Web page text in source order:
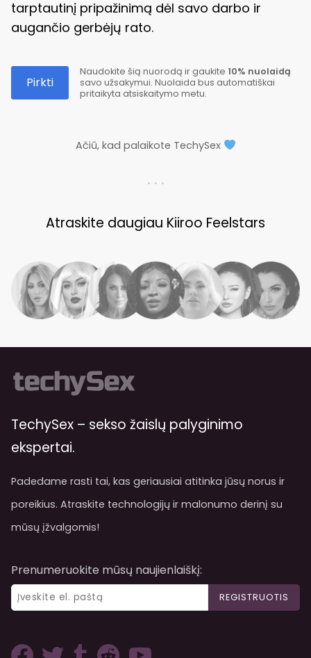
tarptautinį pripažinimą dėl savo darbo ir
augančio gerbėjų rato.
Pirkti
Naudokite šią nuorodą ir gaukite 10% nuolaidą
savo užsakymui. Nuolaida bus automatiškai
pritaikyta atsiskaitymo metu.
Ačiū, kad palaikote TechySex
. . .
Atraskite daugiau Kiiroo Feelstars
TechySex – sekso žaislų palyginimo
ekspertai.
Padedame rasti tai, kas geriausiai atitinka jūsų norus ir
poreikius. Atraskite technologijų ir malonumo derinį su
mūsų įžvalgomis!
Prenumeruokite mūsų naujienlaiškį:
REGISTRUOTIS